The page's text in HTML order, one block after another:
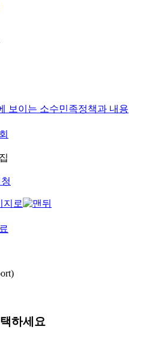
보이는 소수민족정책과 내용
하세요